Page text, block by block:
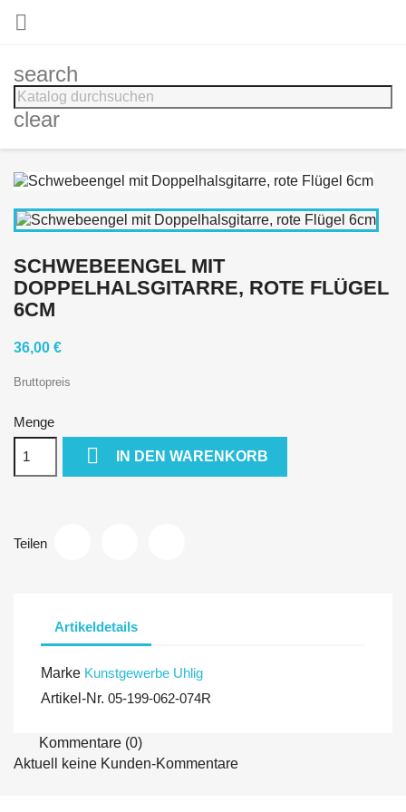

search
clear
SCHWEBEENGEL MIT
DOPPELHALSGITARRE, ROTE FLÜGEL
6CM
36,00 €
Bruttopreis
Menge
 IN DEN WARENKORB
Teilen
Artikeldetails
Marke Kunstgewerbe Uhlig
Artikel-Nr. 05-199-062-074R
Kommentare (0)
Aktuell keine Kunden-Kommentare